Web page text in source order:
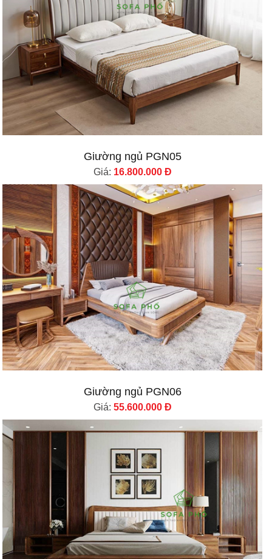
Giường ngủ PGN05
Giá: 16.800.000 Đ
Giường ngủ PGN06
Giá: 55.600.000 Đ